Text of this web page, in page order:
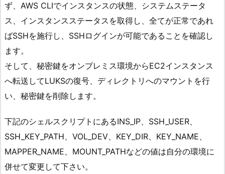
ず、AWS CLIでインスタンスの状態、システムステータ
ス、インスタンスステータスを取得し、全てが正常であれ
ばSSHを施行し、SSHログインが可能であることを確認し
ます。
そして、秘密鍵をオンプレミス環境からEC2インスタンス
へ転送してLUKSの復号、ディレクトリへのマウントを行
い、秘密鍵を削除します。
下記のシェルスクリプトにあるINS_IP、SSH_USER、
SSH_KEY_PATH、VOL_DEV、KEY_DIR、KEY_NAME、
MAPPER_NAME、MOUNT_PATHなどの値は自分の環境に
併せて変更して下さい。